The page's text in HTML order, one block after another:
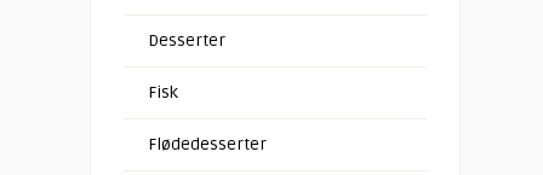
Desserter
Fisk
Flødedesserter